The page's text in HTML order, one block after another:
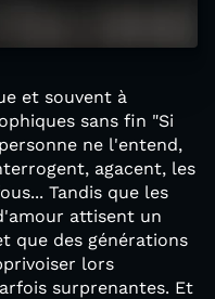
et souvent à
sans fin "Si
ne l'entend,
agacent, les
Tandis que les
attisent un
que des générations
lors
surprenantes. Et